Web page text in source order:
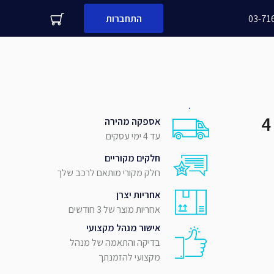
התחברות 03-
שלח
אספקה מהירה
עד 4 ימי עסקים
חלקים מקוריים
חלק מקורי מותאם לרכב שלך
אחריות יצרן
אחריות מוצר של 3 חודשים
אישור מנהל מקצועי
בדיקה והתאמה של מנהל
מקצועי להזמנתך